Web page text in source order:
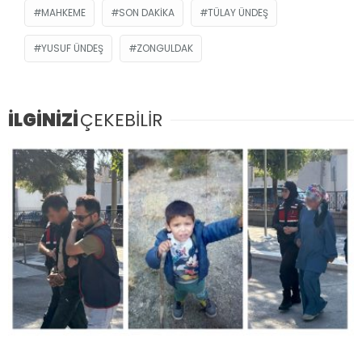
MAHKEME SON DAKIKA TÜLAY ÜNDEŞ
YUSUF ÜNDEŞ ZONGULDAK
İLGİNİZİÇEKEBİLİR